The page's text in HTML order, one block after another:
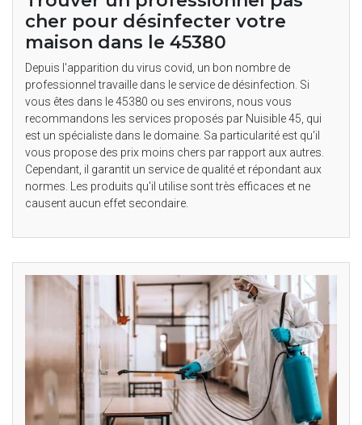
cher pour désinfecter votre
maison dans le 45380
Depuis l'apparition du virus covid, un bon nombre de
professionnel travaille dans le service de désinfection. Si
vous êtes dans le 45380 ou ses environs, nous vous
recommandons les services proposés par Nuisible 45, qui
est un spécialiste dans le domaine. Sa particularité est qu'il
vous propose des prix moins chers par rapport aux autres.
Cependant, il garantit un service de qualité et répondant aux
normes. Les produits qu'il utilise sont très efficaces et ne
causent aucun effet secondaire.